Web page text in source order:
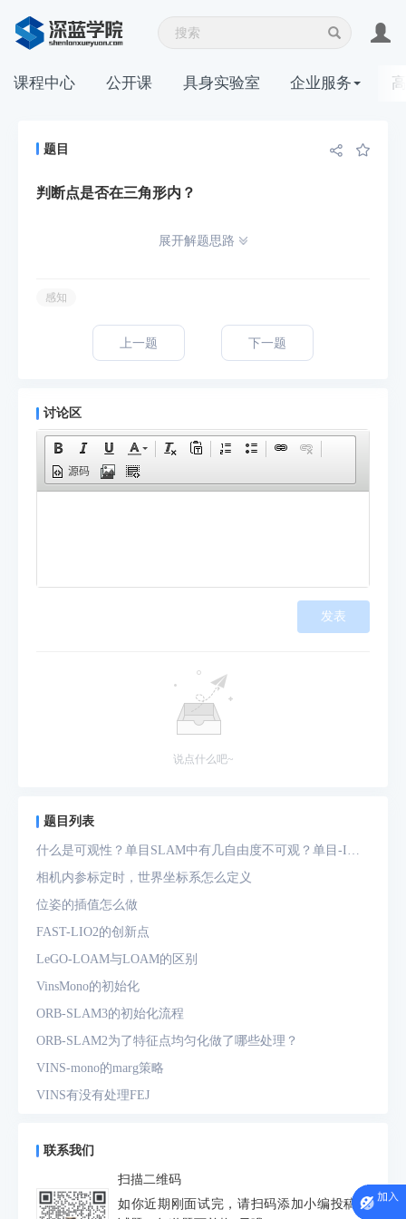
课程中心 公开课 具身实验室 企业服务
题目
判断点是否在三角形内？
展开解题思路
感知
上一题 下一题
讨论区
源码
发表
说点什么吧~
题目列表
什么是可观性？单目SLAM中有几自由度不可观？单目-IMU
系统中有几自由度不可观？
相机内参标定时，世界坐标系怎么定义
位姿的插值怎么做
FAST-LIO2的创新点
LeGO-LOAM与LOAM的区别
VinsMono的初始化
ORB-SLAM3的初始化流程
ORB-SLAM2为了特征点均匀化做了哪些处理？
VINS-mono的marg策略
VINS有没有处理FEJ
预积分中的bias如何处理
为什么要进行预积分
IMU测量方程是什么？噪声模型是什么？
联系我们
扫描二维码
如你近期刚面试完，请扫码添加小编投稿面